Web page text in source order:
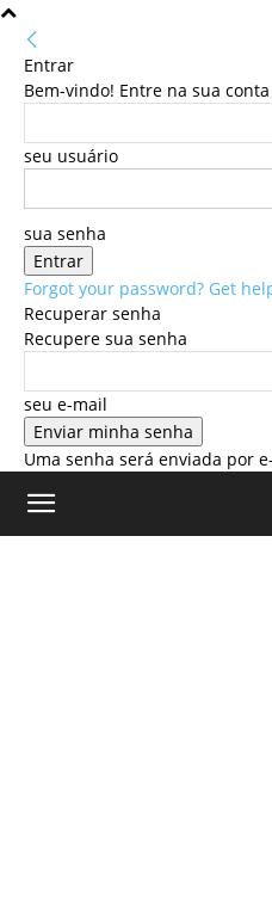
Entrar
Bem-vindo! Entre na sua conta
seu usuário
sua senha
Forgot your password? Get
Recuperar senha
Recupere sua senha
seu e-mail
Uma senha será enviada por